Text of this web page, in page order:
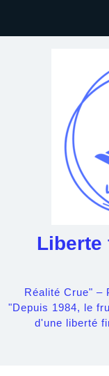
Liberte
Réalité Crue" –
"Depuis 1984, le
d'une liberté